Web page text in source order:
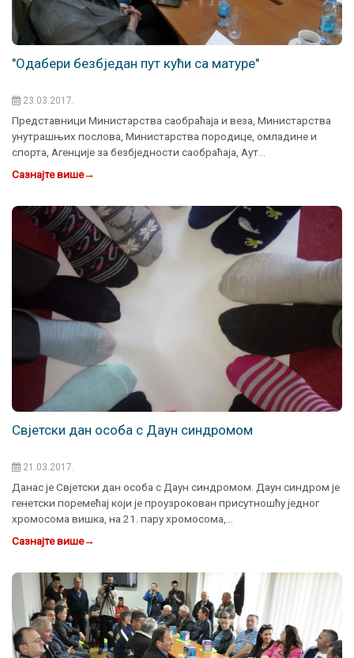
"Oдабери безбједан пут кући са матуре"
23.03.2017.
Представници Министарства саобраћаја и веза, Министарства
унутрашњих послова, Министарства породице, омладине и
спорта, Агенције за безбједности саобраћаја, Аут…
Сазнајте више→
Свјетски дан особа с Даун синдромом
21.03.2017.
Данас је Свјетски дан особа с Даун синдромом. Даун синдром је
генетски поремећај који је проузрокован присутношћу једног
хромосома вишка, на 21. пару хромосома,…
Сазнајте више→